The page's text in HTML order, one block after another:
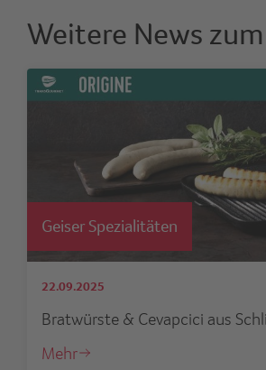
Weitere News
Geiser Spezialitäten
22.09.2025
Bratwürste & Cevapcici aus
Mehr